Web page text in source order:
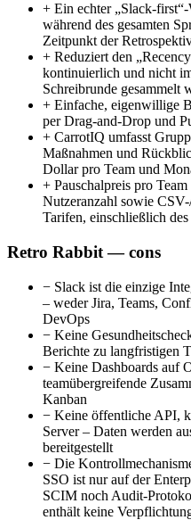
+ Ein echter „Slack-
während des gesamten
Zeitpunkt der
+ Reduziert den
kontinuierlich und nicht
Schreibrunde gesammelt
+ Einfache, eigenwillige
per Drag-and-Drop und
+ CarrotIQ umfasst
Maßnahmen und
Dollar pro Team und
+ Pauschalpreis pro
Nutzeranzahl sowie
Tarifen, einschließlich
Retro Rabbit — cons
− Slack ist die einzige
– weder Jira, Teams,
DevOps
− Keine
Berichte zu langfristigen
− Keine Dashboards auf
teamübergreifende
Kanban
− Keine öffentliche API,
Server – Daten werden
bereitgestellt
− Die
SSO ist nur auf der
SCIM noch Audit-
enthält keine